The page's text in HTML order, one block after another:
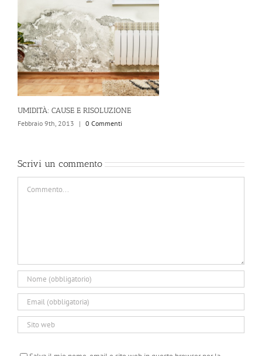
UMIDITÀ: CAUSE E RISOLUZIONE
Febbraio 9th, 2013
| 0 Commenti
Scrivi un commento